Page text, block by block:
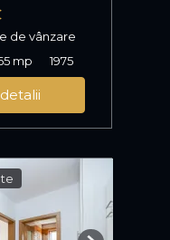
de vânzare
mp 1975